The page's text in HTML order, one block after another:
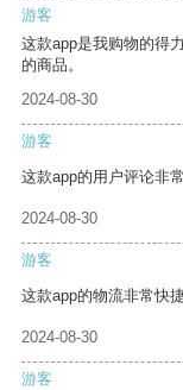
游客
这款app是我购物的得
的商品。
2024-08-30
游客
这款app的用户评论非
2024-08-30
游客
这款app的物流非常快
2024-08-30
游客